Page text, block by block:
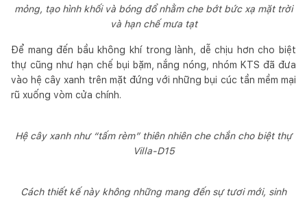
mỏng, tạo hình khối và bóng đổ nhằm che bớt bức xạ mặt trời
và hạn chế mưa tạt
Để mang đến bầu không khí trong lành, dễ chịu hơn cho biệt
thự cũng như hạn chế bụi bặm, nắng nóng, nhóm KTS đã đưa
vào hệ cây xanh trên mặt đứng với những bụi cúc tần mềm mại
rũ xuống vòm cửa chính.
Hệ cây xanh như “tấm rèm” thiên nhiên che chắn cho biệt thự
Villa-D15
Cách thiết kế này không những mang đến sự tươi mới, sinh